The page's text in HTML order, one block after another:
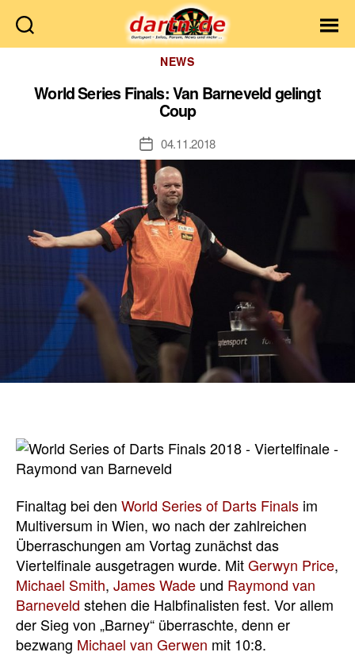
Dartn.de
Kategorien
NEWS
World Series Finals: Van Barneveld gelingt
Coup
Veröffentlichungsdatum
04.11.2018
Finaltag bei den World Series of Darts Finals im
Multiversum in Wien, wo nach der zahlreichen
Überraschungen am Vortag zunächst das
Viertelfinale ausgetragen wurde. MitGerwyn Price,
Michael Smith, James Wade und Raymond van
Barneveld stehen die Halbfinalisten fest. Vor allem
der Sieg von „Barney“ überraschte, denn er
bezwang Michael van Gerwen mit 10:8.